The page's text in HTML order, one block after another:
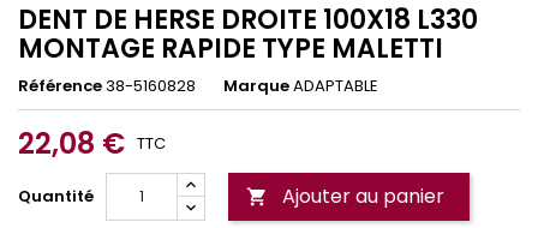
DENT DE HERSE DROITE 100X18 L330
MONTAGE RAPIDE TYPE MALETTI
Référence38-5160828 MarqueADAPTABLE
22,08 € TTC
Quantité  Ajouter au panier